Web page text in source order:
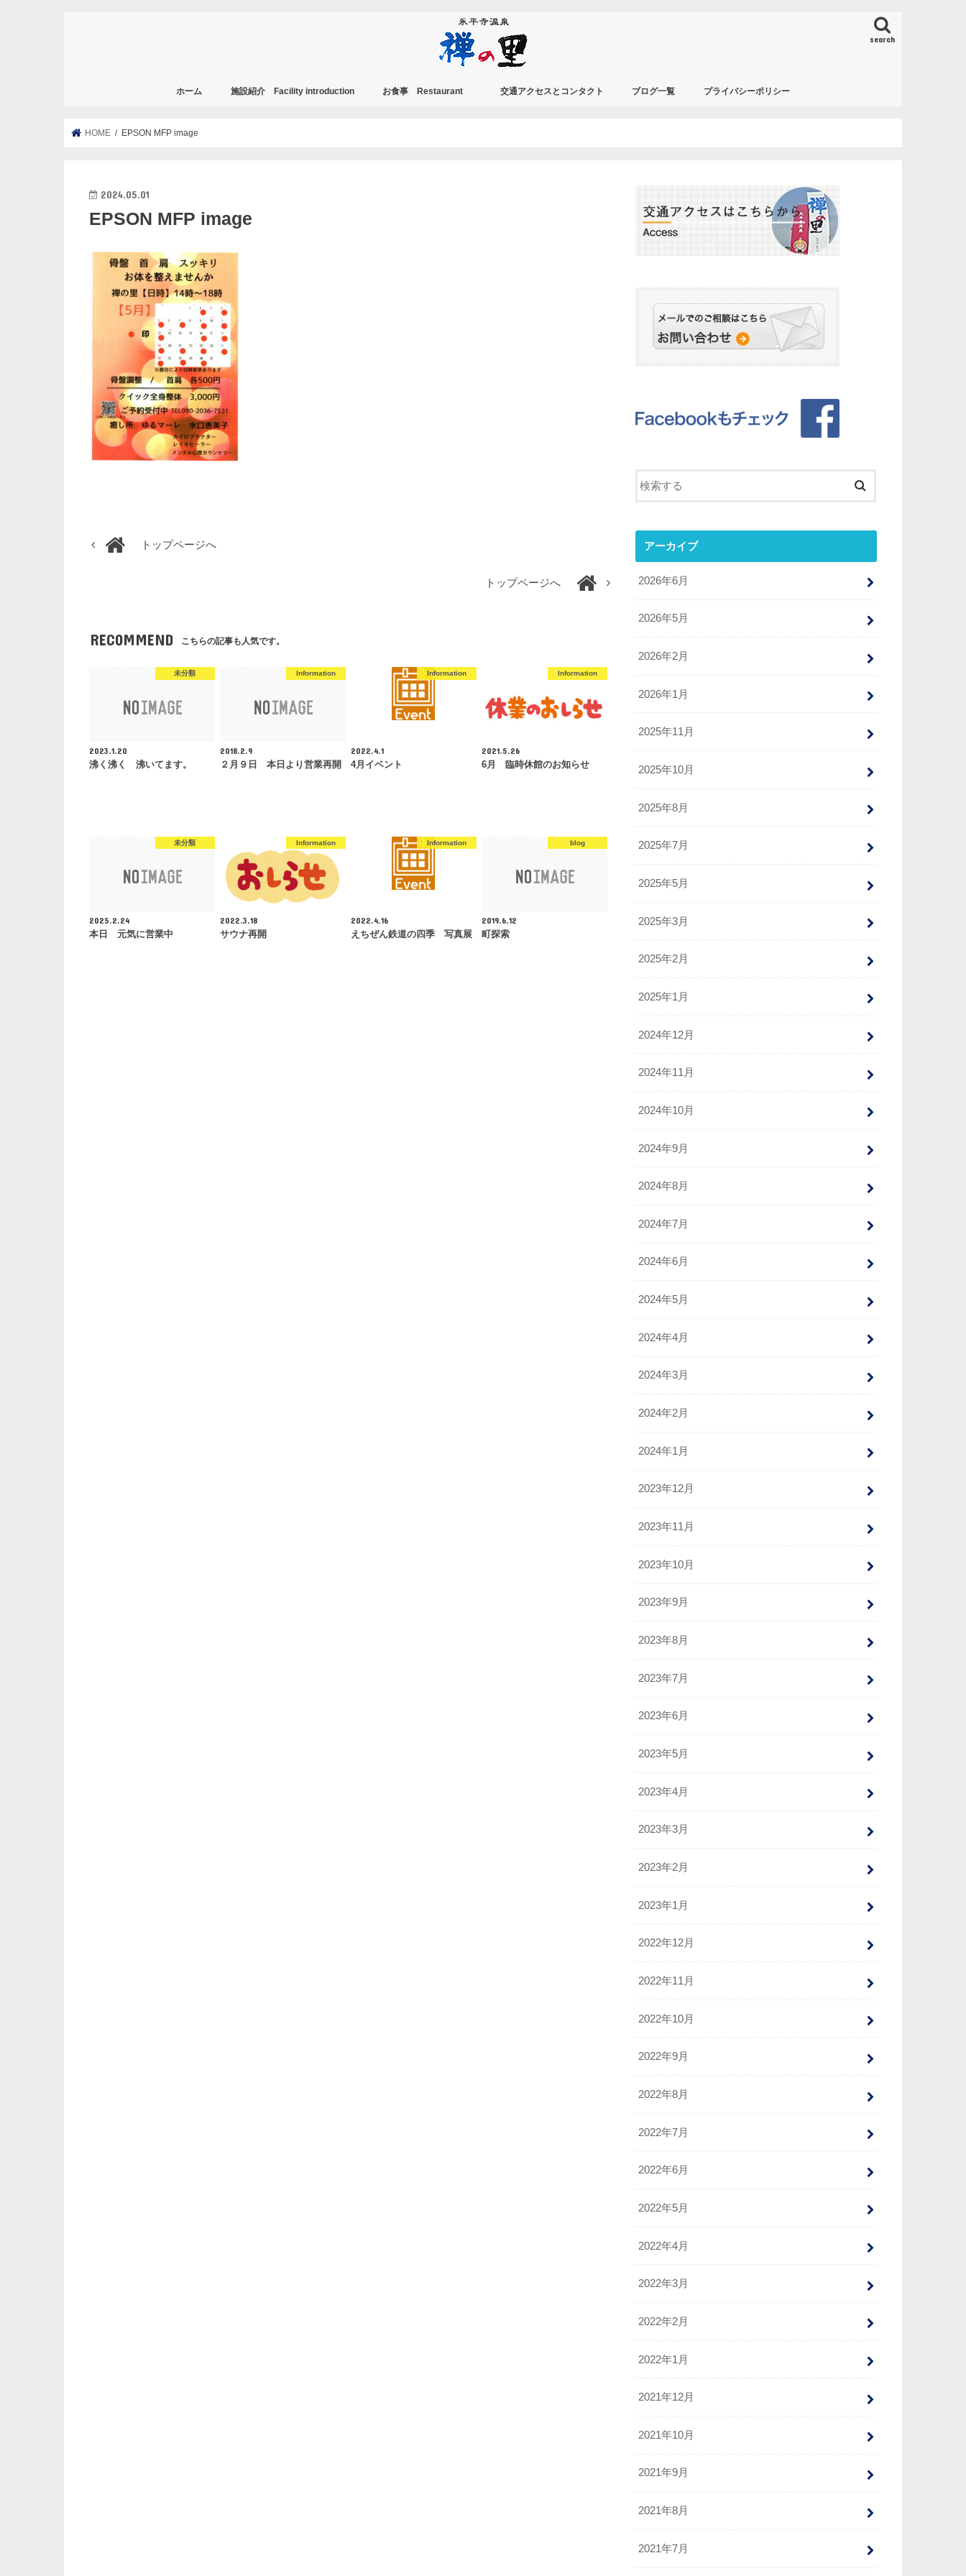
search
ホーム 施設紹介 Facility introduction お食事 Restaurant 交通アクセスとコンタクト ブログ一覧 プライバシーポリシー
HOME EPSON MFP image
2024.05.01
EPSON MFP image
トップページへ
トップページへ
RECOMMEND こちらの記事も人気です。
未分類
2023.1.20
沸く沸く 沸いてます。
Information
2018.2.9
２月９日 本日より営業再開
Information
2022.4.1
4月イベント
Information
2021.5.26
6月 臨時休館のお知らせ
未分類
2025.2.24
本日 元気に営業中
Information
2022.3.18
サウナ再開
Information
2022.4.16
えちぜん鉄道の四季 写真展
blog
2019.6.12
町探索
アーカイブ
2026年6月
2026年5月
2026年2月
2026年1月
2025年11月
2025年10月
2025年8月
2025年7月
2025年5月
2025年3月
2025年2月
2025年1月
2024年12月
2024年11月
2024年10月
2024年9月
2024年8月
2024年7月
2024年6月
2024年5月
2024年4月
2024年3月
2024年2月
2024年1月
2023年12月
2023年11月
2023年10月
2023年9月
2023年8月
2023年7月
2023年6月
2023年5月
2023年4月
2023年3月
2023年2月
2023年1月
2022年12月
2022年11月
2022年10月
2022年9月
2022年8月
2022年7月
2022年6月
2022年5月
2022年4月
2022年3月
2022年2月
2022年1月
2021年12月
2021年10月
2021年9月
2021年8月
2021年7月